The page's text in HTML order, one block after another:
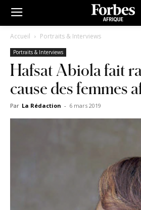
Accueil Portraits & Interviews
Portraits & Interviews
Hafsat Abiola fait
cause des femmes
Par La Rédaction - 6 mars 2019